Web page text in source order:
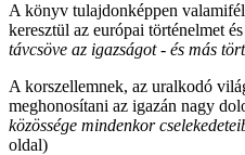
A könyv tulajdonképpen
keresztül az európai történelmet
távcsöve az igazságot - és más
A korszellemnek, az uralkodó
meghonosítani az igazán nagy
közössége mindenkor
oldal)